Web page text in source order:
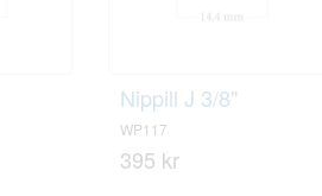
Nippill J 3/8"
WP117
395 kr